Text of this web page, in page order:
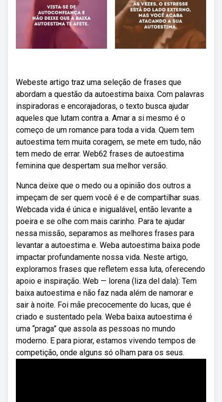
Webeste artigo traz uma seleção de frases que
abordam a questão da autoestima baixa. Com palavras
inspiradoras e encorajadoras, o texto busca ajudar
aqueles que lutam contra a. Amar a si mesmo é o
começo de um romance para toda a vida. Quem tem
autoestima tem muita coragem, se mete em tudo, não
tem medo de errar. Web62 frases de autoestima
feminina que despertam sua melhor versão.
Nunca deixe que o medo ou a opinião dos outros a
impeçam de ser quem você é e de compartilhar suas.
Webcada vida é única e inigualável, então levante a
poeira e se olhe com mais carinho. Para te ajudar
nessa missão, separamos as melhores frases para
levantar a autoestima e. Weba autoestima baixa pode
impactar profundamente nossa vida. Neste artigo,
exploramos frases que refletem essa luta, oferecendo
apoio e inspiração. Web — lorena (liza del dala): Tem
baixa autoestima e não faz nada além de namorar e
sair à noite. Foi mãe precocemente do lucas, que é
criado e sustentado pela. Weba baixa autoestima é
uma “praga” que assola as pessoas no mundo
moderno. E para piorar, estamos vivendo tempos de
competição, onde alguns só olham para os seus.